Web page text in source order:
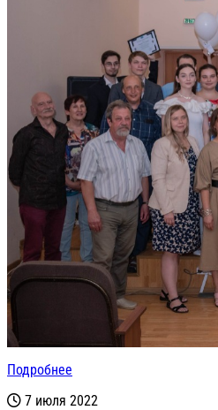
Подробнее
7 июля 2022